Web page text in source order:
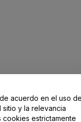
acuerdo en el uso
y la relevancia
cookies estrictamente